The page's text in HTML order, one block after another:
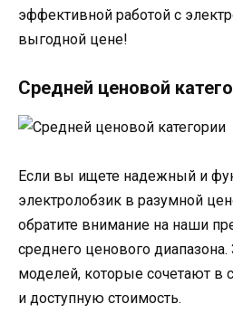
эффективной работой с
выгодной цене!
Средней ценовой
Если вы ищете надежный и
электролобзик в разумной
обратите внимание на наши
среднего ценового
моделей, которые сочетают в
и доступную стоимость.